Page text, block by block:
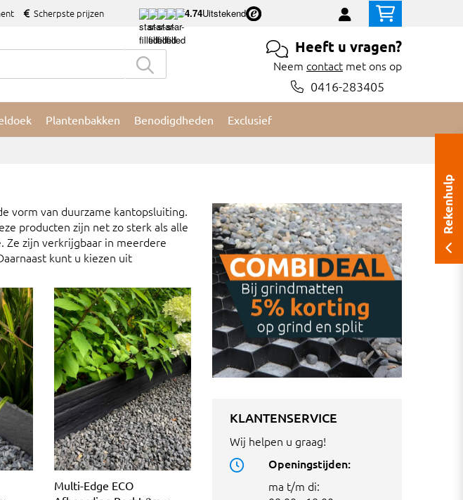
Scherpste prijzen 4.74Uitstekend
Heeft u vragen?
Neem contact met ons op
0416-283405
Plantenbakken Benodigdheden Exclusief
vorm van duurzame kantopsluiting.
producten zijn net zo sterk als alle
Ze zijn verkrijgbaar in meerdere
kunt u kiezen uit
Multi-Edge ECO
KLANTENSERVICE
Wij helpen u graag!
Openingstijden:
ma t/m di:
Rekenhulp